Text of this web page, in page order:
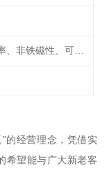
抗腐蚀性、热导量率、非铁磁性、可加工性、可成形性、回收性
的经营理念，凭借实
希望能与广大新老客